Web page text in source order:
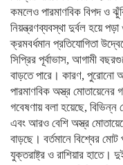
কমলেও পারমাণবিক বিপদ ও
নিয়ন্ত্রণব্যবস্থা দুর্বল হয়ে
ক্রমবর্ধমান প্রতিযোগিতা
সিপ্রির পূর্বাভাস, আগামী
বাড়তে পারে। কারণ, পুরোনো
পারমাণবিক অস্ত্র মোতায়েনের
গবেষণায় বলা হয়েছে, বিভিন্ন
এবং আরও বেশি অস্ত্র
বাড়ছে। বর্তমানে বিশ্বের মোট
যুক্তরাষ্ট্র ও রাশিয়ার হাতে।